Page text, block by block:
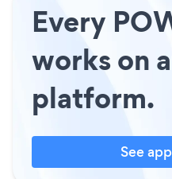
Every
works on
platform.
See